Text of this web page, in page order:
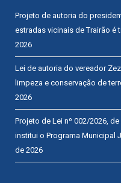
Projeto de autoria do
estradas vicinais de Trairão é
2026
Lei de autoria do vereador
limpeza e conservação de
2026
Projeto de Lei nº 002/2026,
institui o Programa Municipal
de 2026